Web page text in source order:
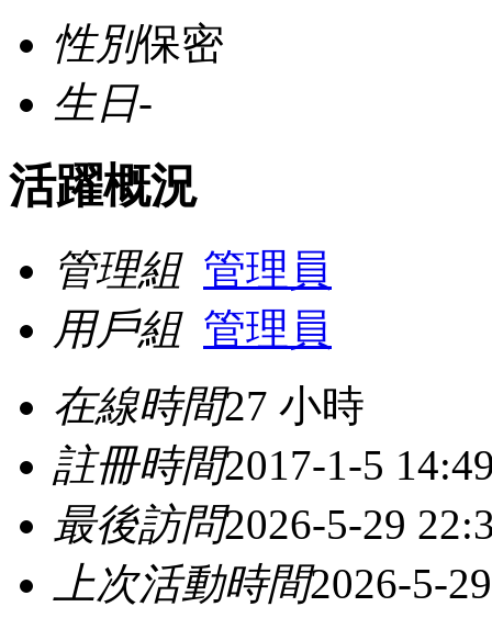
性別保密
生日-
活躍概況
管理組 管理員
用戶組 管理員
在線時間27 小時
註冊時間2017-1-5
最後訪問2026-5-29
上次活動時間2026-5-